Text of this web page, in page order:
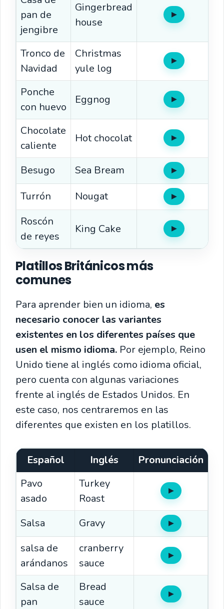
pan de
jengibre
Gingerbread
house
▶Oír
Tronco de
Navidad
Christmas
yule log
▶Oír
Ponche
con huevo
Eggnog ▶Oír
Chocolate
caliente
Hot chocolat ▶Oír
Besugo Sea Bream ▶Oír
Turrón Nougat ▶Oír
Roscón
de reyes
King Cake ▶Oír
Platillos Británicos más
comunes
Para aprender bien un idioma, es
necesario conocer las variantes
existentes en los diferentes países que
usen el mismo idioma. Por ejemplo, Reino
Unido tiene al inglés como idioma oficial,
pero cuenta con algunas variaciones
frente al inglés de Estados Unidos. En
este caso, nos centraremos en las
diferentes que existen en los platillos.
Español Inglés
Pronunciación
Pavo
asado
Turkey
Roast
▶Oír
Salsa Gravy ▶Oír
salsa de
arándanos
cranberry
sauce
▶Oír
Salsa de
pan
Bread
sauce
▶Oír